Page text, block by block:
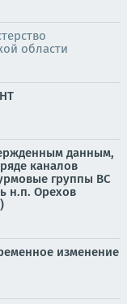
области
данным,
каналов
группы ВС
н.п. Орехов
изменение